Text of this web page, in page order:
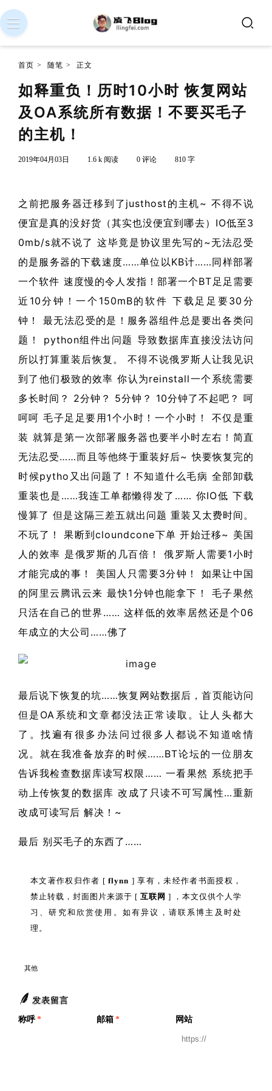
首页 > 随笔 > 正文
如释重负！历时10小时 恢复网站
及OA系统所有数据！不要买毛子
的主机！
2019年04月03日 1.6 k 阅读 0 评论 810 字
之前把服务器迁移到了justhost的主机~ 不得不说
便宜是真的没好货（其实也没便宜到哪去）IO低至3
0mb/s就不说了 这毕竟是协议里先写的~无法忍受
的是服务器的下载速度……单位以KB计……同样部署
一个软件 速度慢的令人发指！部署一个BT足足需要
近10分钟！一个150mB的软件 下载足足要30分
钟！ 最无法忍受的是！服务器组件总是要出各类问
题！ python组件出问题 导致数据库直接没法访问
所以打算重装后恢复。 不得不说俄罗斯人让我见识
到了他们极致的效率 你认为reinstall一个系统需要
多长时间？ 2分钟？ 5分钟？ 10分钟了不起吧？ 呵
呵呵 毛子足足要用1个小时！一个小时！ 不仅是重
装 就算是第一次部署服务器也要半小时左右！简直
无法忍受……而且等他终于重装好后~ 快要恢复完的
时候pytho又出问题了！不知道什么毛病 全部卸载
重装也是……我连工单都懒得发了…… 你IO低 下载
慢算了 但是这隔三差五就出问题 重装又太费时间。
不玩了！ 果断到cloundcone下单 开始迁移~ 美国
人的效率 是俄罗斯的几百倍！ 俄罗斯人需要1小时
才能完成的事！ 美国人只需要3分钟！ 如果让中国
的阿里云腾讯云来 最快1分钟也能拿下！ 毛子果然
只活在自己的世界…… 这样低的效率居然还是个06
年成立的大公司……佛了
最后说下恢复的坑……恢复网站数据后，首页能访问
但是OA系统和文章都没法正常读取。让人头都大
了。找遍有很多办法问过很多人都说不知道啥情
况。就在我准备放弃的时候……BT论坛的一位朋友
告诉我检查数据库读写权限…… 一看果然 系统把手
动上传恢复的数据库 改成了只读不可写属性…重新
改成可读写后 解决！~
最后 别买毛子的东西了……
本文著作权归作者 [flynn ] 享有，未经作者书面授权，
禁止转载，封面图片来源于 [ 互联网 ] ，本文仅供个人学
习、研究和欣赏使用。如有异议，请联系博主及时处
理。
其他
发表留言
称呼 * 邮箱 * 网站